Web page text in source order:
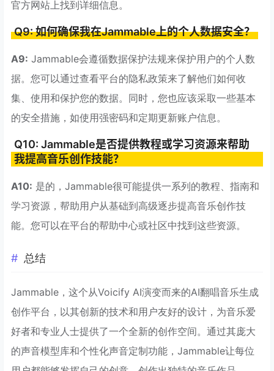
官方网站上找到详细信息。
Q9: 如何确保我在Jammable上的个人数据安全？
A9: Jammable会遵循数据保护法规来保护用户的个人数
据。您可以通过查看平台的隐私政策来了解他们如何收
集、使用和保护您的数据。同时，您也应该采取一些基本
的安全措施，如使用强密码和定期更新账户信息。
Q10: Jammable是否提供教程或学习资源来帮助
我提高音乐创作技能？
A10: 是的，Jammable很可能提供一系列的教程、指南和
学习资源，帮助用户从基础到高级逐步提高音乐创作技
能。您可以在平台的帮助中心或社区中找到这些资源。
总结
Jammable，这个从Voicify AI演变而来的AI翻唱音乐生成
创作平台，以其创新的技术和用户友好的设计，为音乐爱
好者和专业人士提供了一个全新的创作空间。通过其庞大
的声音模型库和个性化声音定制功能，Jammable让每位